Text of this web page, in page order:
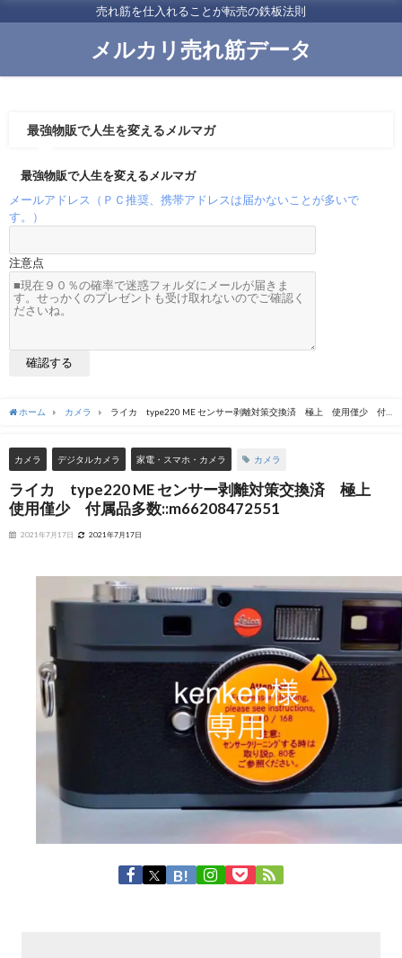
売れ筋を仕入れることが転売の鉄板法則
メルカリ売れ筋データ
最強物販で人生を変えるメルマガ
最強物販で人生を変えるメルマガ
メールアドレス（ＰＣ推奨、携帯アドレスは届かないことが多いで
す。）
注意点
ホーム カメラ
ライカ type220 ME センサー剥離対策交換済 極上 使用僅少 付
カメラ デジタルカメラ 家電・スマホ・カメラ カメラ
ライカ type220 ME センサー剥離対策交換済 極上
使用僅少 付属品多数::m66208472551
2021年7月17日 2021年7月17日